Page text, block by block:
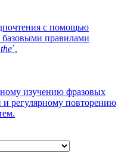
с помощью
базовыми правилами
the`.
изучению фразовых
регулярному повторению